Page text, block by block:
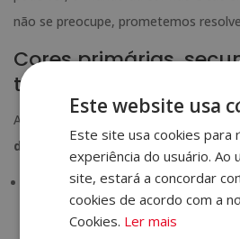
não se preocupe, prometemos
Cores primárias,
terciárias
A partir das cores primárias e
de cores pode ser obtido. Vamos
Cores primárias: são aquelas
obtidas a partir da mistura de
obtemos o resto das cores. RGB
Este website usa
Este site usa cookies para
experiência do usuário. Ao
site, estará a concordar
cookies de acordo com a
Cookies. Ler mais